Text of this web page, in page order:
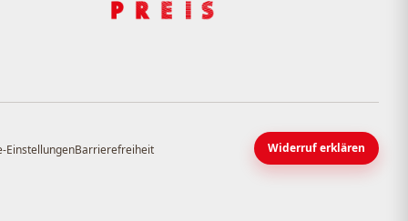
EinstellungenBarrierefreiheit Widerruf erklären